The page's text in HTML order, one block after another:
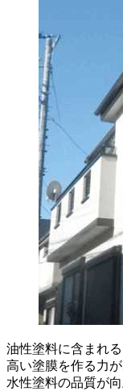
油性塗料に含まれ
高い塗膜を作る力が
水性塗料の品質が